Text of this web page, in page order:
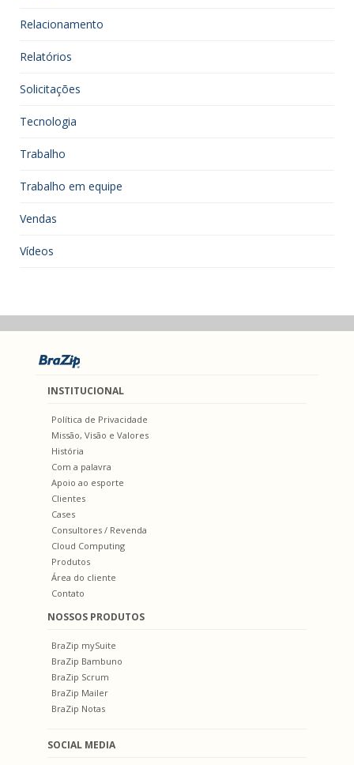
Relacionamento
Relatórios
Solicitações
Tecnologia
Trabalho
Trabalho em equipe
Vendas
Vídeos
INSTITUCIONAL
Política de Privacidade
Missão, Visão e Valores
História
Com a palavra
Apoio ao esporte
Clientes
Cases
Consultores / Revenda
Cloud Computing
Produtos
Área do cliente
Contato
NOSSOS PRODUTOS
BraZip mySuite
BraZip Bambuno
BraZip Scrum
BraZip Mailer
BraZip Notas
SOCIAL MEDIA